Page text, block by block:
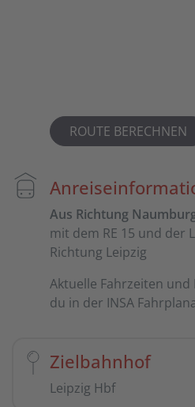
ROUTE BERECHNEN
Aus Richtung
mit dem RE 15 und der
Richtung Leipzig
Aktuelle Fahrzeiten
du in der INSA
Zielbahnhof
Leipzig Hbf